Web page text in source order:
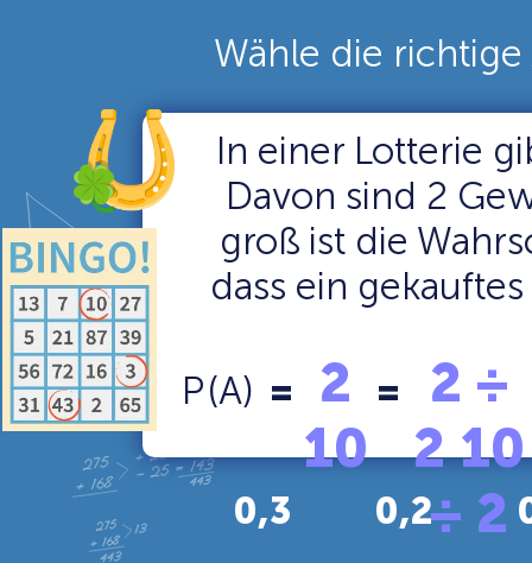
Wähle die
In einer Lotterie
Davon sind 2
groß ist die
dass ein
0,2
0,3
=
P 2 ÷
2 10
÷ 2
(A) =
2
10